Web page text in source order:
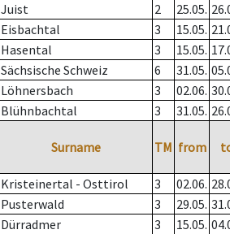
Juist 2 25.05.
Eisbachtal 3 15.05.
Hasental 3 15.05.
Sächsische Schweiz 6 31.05.
Löhnersbach 3 02.06.
Blühnbachtal 3 31.05.
Surname TM from
Kristeinertal - Osttirol 3 02.06.
Pusterwald 3 29.05.
Dürradmer 3 15.05.